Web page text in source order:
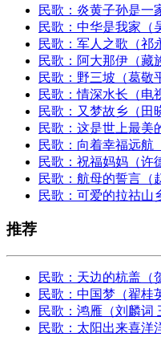
民歌：炎黄子孙是一
民歌：中华是我家（
民歌：军人之歌（祁
民歌：阿大那伊（藏
民歌：野三坡（葛敬
民歌：情深水长（电
民歌：又梦故乡（田
民歌：这是世上最美
民歌：向着幸福远航
民歌：祝福妈妈（许
民歌：航母的誓言（
民歌：可爱的拉祜山
推荐
民歌：天边的杭盖（
民歌：中国梦（翟桂
民歌：鸿雁（刘麟词
民歌：太阳出来喜洋